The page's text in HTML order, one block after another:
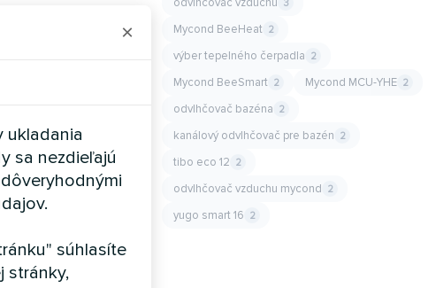
3
Mycond BeeHeat 2
výber tepelného čerpadla 2
Mycond BeeSmart 2 Mycond MCU-YHE 2
odvlhčovač bazéna 2
kanálový odvlhčovač pre bazén 2
tibo eco 12 2
odvlhčovač vzduchu mycond 2
yugo smart 16 2
×
ukladania
sa nezdieľajú
súhlasíte
stránky,